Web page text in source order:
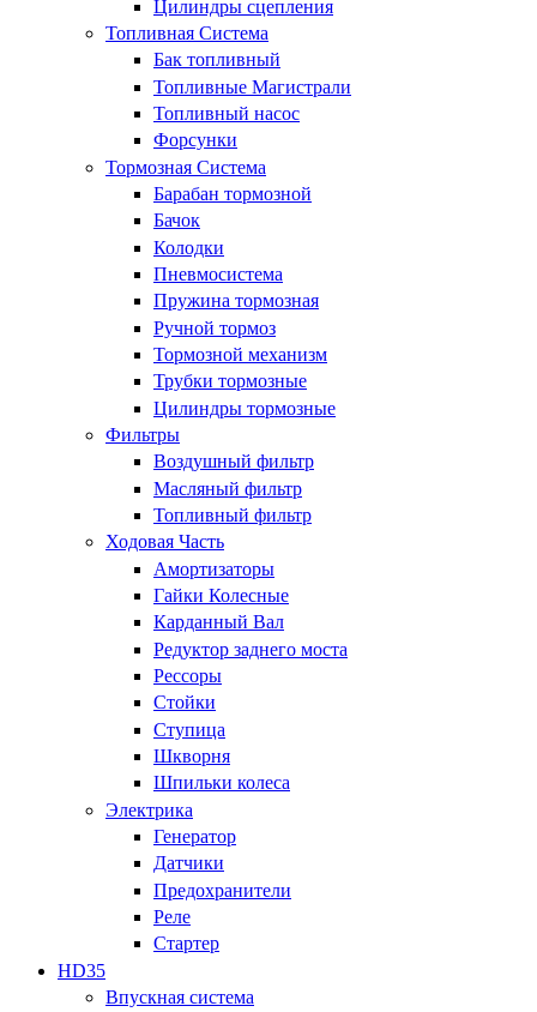
Цилиндры сцепления
Топливная Система
Бак топливный
Топливные Магистрали
Топливный насос
Форсунки
Тормозная Система
Барабан тормозной
Бачок
Колодки
Пневмосистема
Пружина тормозная
Ручной тормоз
Тормозной механизм
Трубки тормозные
Цилиндры тормозные
Фильтры
Воздушный фильтр
Масляный фильтр
Топливный фильтр
Ходовая Часть
Амортизаторы
Гайки Колесные
Карданный Вал
Редуктор заднего моста
Рессоры
Стойки
Ступица
Шкворня
Шпильки колеса
Электрика
Генератор
Датчики
Предохранители
Реле
Стартер
HD35
Впускная система